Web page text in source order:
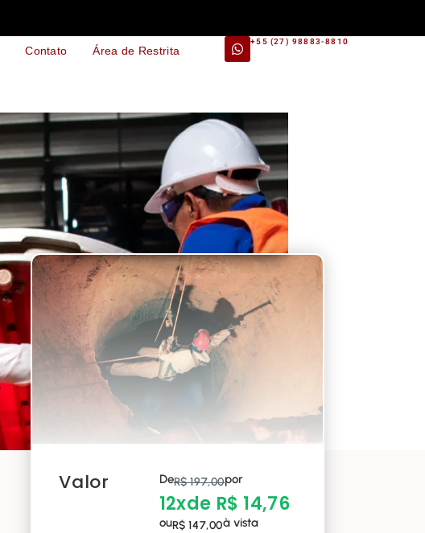
Contato Área de Restrita
+55 (27) 98883-8810
Valor DeR$ 197,00por
12xde R$ 14,76
ouR$ 147,00à vista